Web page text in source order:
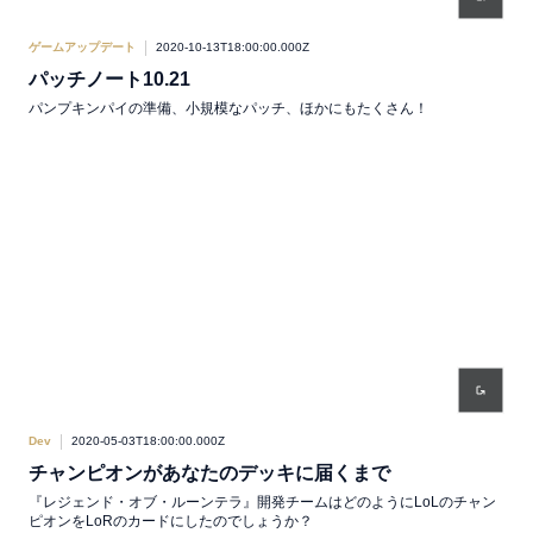
ゲームアップデート 2020-10-13T18:00:00.000Z
パッチノート10.21
パンプキンパイの準備、小規模なパッチ、ほかにもたくさん！
Dev 2020-05-03T18:00:00.000Z
チャンピオンがあなたのデッキに届くまで
『レジェンド・オブ・ルーンテラ』開発チームはどのようにLoLのチャン
ピオンをLoRのカードにしたのでしょうか？